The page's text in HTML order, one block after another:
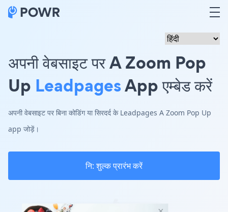
अपनी वेबसाइट पर A Zoom Pop
Up LeadpagesApp एम्बेड करें
अपनी वेबसाइट पर बिना कोडिंग या सिरदर्द के Leadpages A Zoom Pop Up
app जोड़ें।
नि: शुल्क प्रारंभ करें